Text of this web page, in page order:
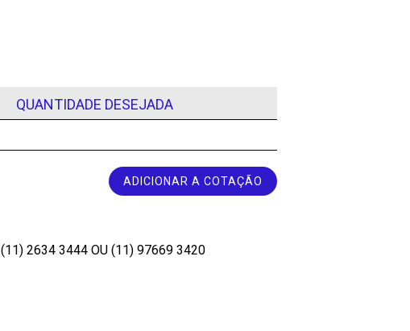
QUANTIDADE DESEJADA
ADICIONAR A COTAÇÃO
(11) 2634 3444 OU(11) 97669 3420